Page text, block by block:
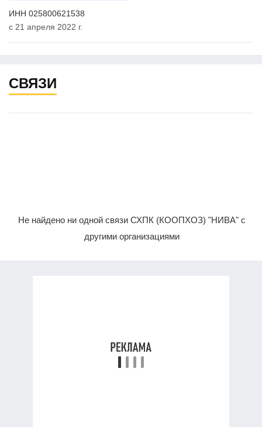
ИНН 025800621538
с 21 апреля 2022 г.
СВЯЗИ
Не найдено ни одной связи СХПК (КООПХОЗ) "НИВА" с
другими организациями